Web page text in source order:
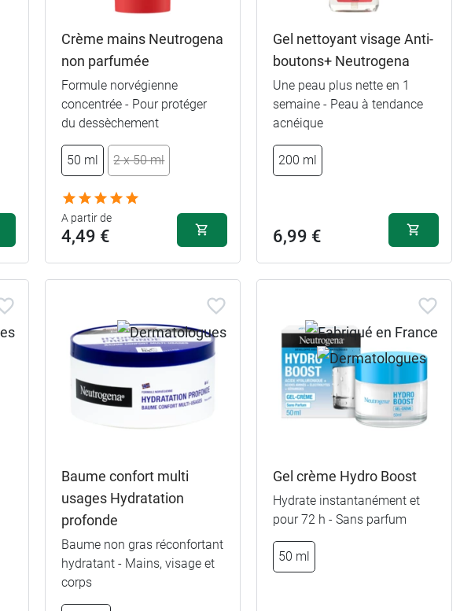
Crème mains Neutrogena
non parfumée
Formule norvégienne
concentrée - Pour protéger
du dessèchement
50 ml 2 x 50 ml
A partir de
4,49 €
50 ml
Gel nettoyant visage Anti-
boutons+ Neutrogena
Une peau plus nette en 1
semaine - Peau à tendance
acnéique
200 ml
6,99 €
Baume confort multi
usages Hydratation
profonde
Baume non gras réconfortant
hydratant - Mains, visage et
corps
Gel crème Hydro Boost
Hydrate instantanément et
pour 72 h - Sans parfum
50 ml